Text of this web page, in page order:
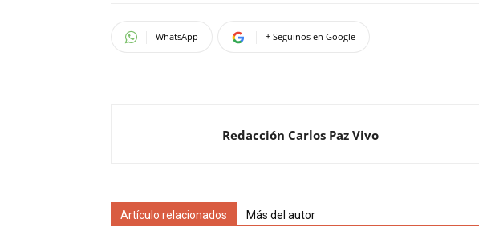
WhatsApp + Seguinos en Google
Redacción Carlos Paz Vivo
Artículo relacionados Más del autor